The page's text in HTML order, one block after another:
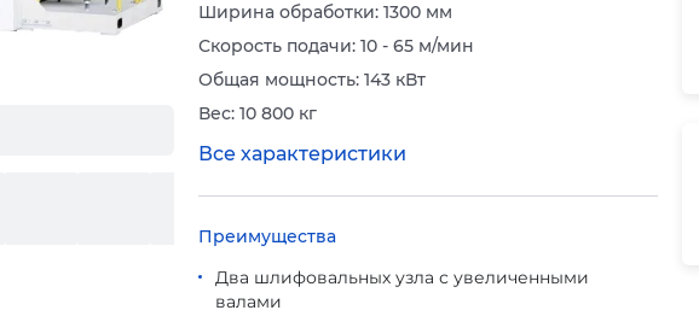
Ширина обработки: 1300 мм
Скорость подачи: 10 - 65 м/мин
Общая мощность: 143 кВт
Вес: 10 800 кг
Все характеристики
Преимущества
Два шлифовальных узла с увеличенными
валами